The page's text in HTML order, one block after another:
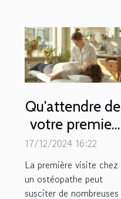
Qu'attendre de
votre premier
rendez-vous
chez un
ostéopathe
17/12/2024 16:22
La première visite chez
un ostéopathe peut
susciter de nombreuses